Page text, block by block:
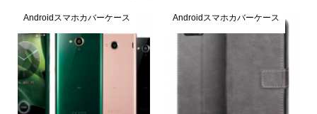
Androidスマホカバーケース Androidスマホカバーケース